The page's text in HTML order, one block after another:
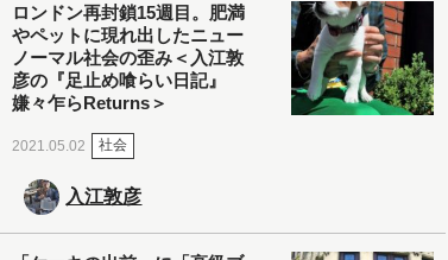
ロンドン再封鎖15週目。肥満
やペットに現れ出したニュー
ノーマル社会の歪み＜入江敦
彦の『足止め喰らい日記』
嫌々乍らReturns＞
2021.05.02 社会
入江敦彦